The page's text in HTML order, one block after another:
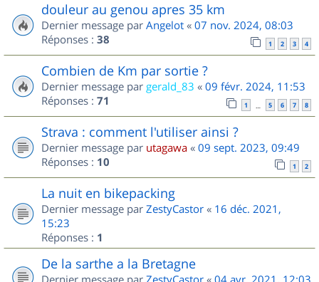
douleur au genou apres 35 km
Dernier message par Angelot « 07 nov. 2024, 08:03
Réponses : 38 1 2 3 4
Combien de Km par sortie ?
Dernier message par gerald_83 « 09 févr. 2024, 11:53
Réponses : 71 1 … 5 6 7 8
Strava : comment l'utiliser ainsi ?
Dernier message par utagawa « 09 sept. 2023, 09:49
Réponses : 10 1 2
La nuit en bikepacking
Dernier message par ZestyCastor « 16 déc. 2021,
15:23
Réponses : 1
De la sarthe a la Bretagne
Dernier message par ZestyCastor « 04 avr. 2021, 12:03